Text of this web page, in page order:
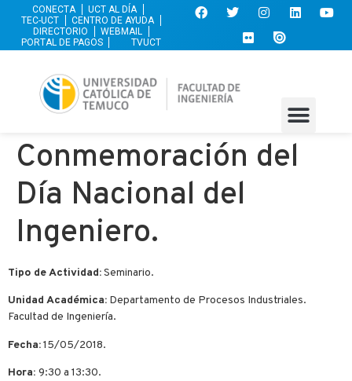
CONECTA
UCT AL DÍA
TEC-UCT
CENTRO DE AYUDA
DIRECTORIO
WEBMAIL
PORTAL DE PAGOS
TVUCT
Conmemoración del
Día Nacional del
Ingeniero.
Tipo de Actividad:Seminario.
Unidad Académica: Departamento de Procesos Industriales.
Facultad de Ingeniería.
Fecha:15/05/2018.
Hora: 9:30 a 13:30.